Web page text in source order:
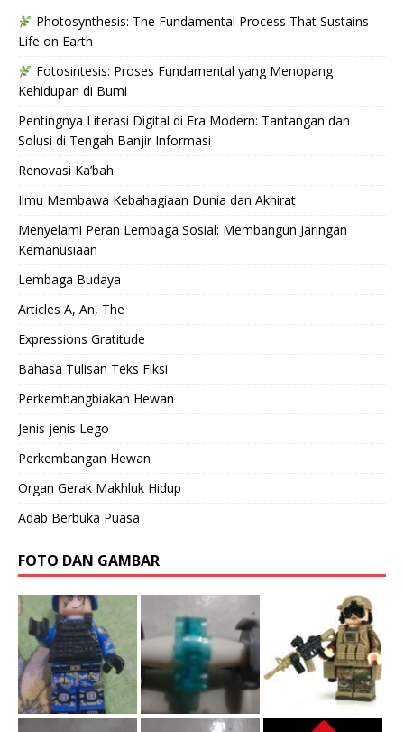
Photosynthesis: The Fundamental Process That Sustains
Life on Earth
Fotosintesis: Proses Fundamental yang Menopang
Kehidupan di Bumi
Pentingnya Literasi Digital di Era Modern: Tantangan dan
Solusi di Tengah Banjir Informasi
Renovasi Ka’bah
Ilmu Membawa Kebahagiaan Dunia dan Akhirat
Menyelami Peran Lembaga Sosial: Membangun Jaringan
Kemanusiaan
Lembaga Budaya
Articles A, An, The
Expressions Gratitude
Bahasa Tulisan Teks Fiksi
Perkembangbiakan Hewan
Jenis jenis Lego
Perkembangan Hewan
Organ Gerak Makhluk Hidup
Adab Berbuka Puasa
FOTO DAN GAMBAR